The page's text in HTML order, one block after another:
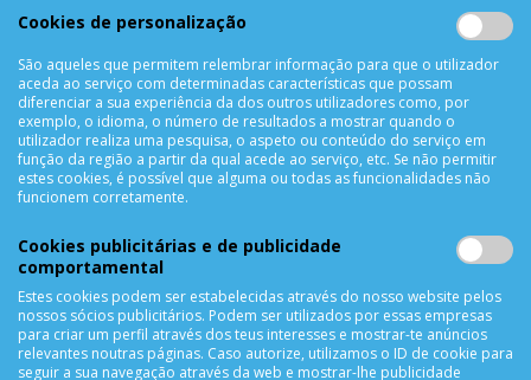
Livro de reclamações
APOIO AO CLIENTE
Criar Conta
As Minhas Encomendas
Lista de Desejos
Solicitar uma Devolução
Expedição
Utilização de Cookies
NEWSLETTER
Cookies de personalização
São aqueles que permitem relembrar informação para que o utilizador
aceda ao serviço com determinadas características que possam
diferenciar a sua experiência da dos outros utilizadores como, por
exemplo, o idioma, o número de resultados a mostrar quando o
utilizador realiza uma pesquisa, o aspeto ou conteúdo do serviço em
função da região a partir da qual acede ao serviço, etc. Se não permitir
estes cookies, é possível que alguma ou todas as funcionalidades não
funcionem corretamente.
Cookies publicitárias e de publicidade
comportamental
Estes cookies podem ser estabelecidas através do nosso website pelos
nossos sócios publicitários. Podem ser utilizados por essas empresas
para criar um perfil através dos teus interesses e mostrar-te anúncios
relevantes noutras páginas. Caso autorize, utilizamos o ID de cookie para
seguir a sua navegação através da web e mostrar-lhe publicidade